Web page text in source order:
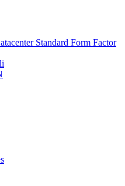
Standard Form Factor